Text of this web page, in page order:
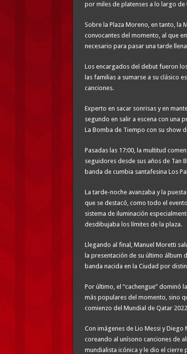
por miles de platenses a lo largo
Sobre la Plaza Moreno, en tanto, la
convocantes del momento, al que
necesario para pasar una tarde
Los encargados del debut fueron
las familias a sumarse a su clásico
canciones.
Experto en sacar sonrisas y en
segundo en salir a escena con una
La Bomba de Tiempo con su show
Pasadas las 17:00, la multitud
seguidores desde sus años de Tan
banda de cumbia santafesina Los
La tarde-noche avanzaba y la
que se destacó, como todo el
sistema de iluminación
desdibujaba los límites de la plaza.
Llegando al final, Manuel Moretti
la presentación de su último álbum
banda nacida en la Ciudad por
Por último, el “cachengue” dominó
más populares del momento, sino
comienzo del Mundial de Qatar
Con imágenes de Lio Messi y
coreando al unísono canciones de
mundialista icónica y le dio el cierre